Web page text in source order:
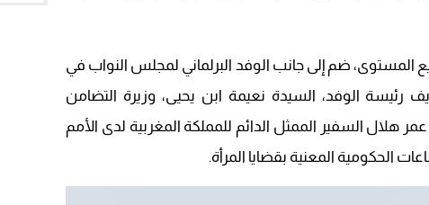
المستوى، ضم إلى جانب الوفد البرلماني لمجلس النواب في
رئيسة الوفد، السيدة نعيمة ابن يحيى، وزيرة التضامن
هلال السفير الممثل الدائم للمملكة المغربية لدى الأمم
الحكومية المعنية بقضايا المرأة.